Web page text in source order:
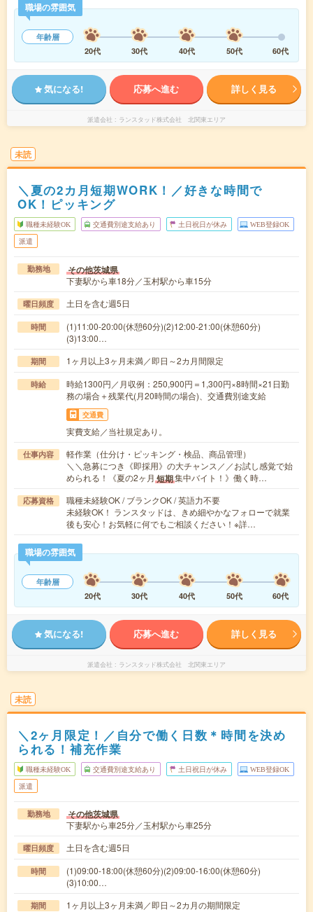
職場の雰囲気
年齢層
20代
30代 40代 50代 60代
気になる! 応募へ進む 詳しく見る
派遣会社 ランスタッド株式会社 北関東エリア
未読
＼夏の2カ月短期WORK！／好きな時間で
OK！ピッキング
職種未経験OK 交通費別途支給あり 土日祝日が休み WEB登録OK
派遣
勤務地 その他茨城県
下妻駅から車18分／玉村駅から車15分
曜日頻度 土日を含む週5日
時間
(1)11:00-20:00(休憩60分)(2)12:00-21:00(休憩60分)
(3)13:00…
期間 1ヶ月以上3ヶ月未満／即日～2カ月間限定
時給
時給1300円／月収例：250,900円＝1,300円×8時間×21日勤
務の場合＋残業代(月20時間の場合)、交通費別途支給
交通費
実費支給／当社規定あり。
仕事内容
軽作業（仕分け・ピッキング・検品、商品管理）
＼＼急募につき《即採用》の大チャンス／／お試し感覚で始
められる！《夏の2ヶ月 短期集中バイト！》働く時…
応募資格
職種未経験OK / ブランクOK / 英語力不要
未経験OK！ ランスタッドは、きめ細やかなフォローで就業
後も安心！お気軽に何でもご相談ください！※詳…
職場の雰囲気
年齢層
20代
30代 40代 50代 60代
気になる! 応募へ進む 詳しく見る
派遣会社 ランスタッド株式会社 北関東エリア
未読
＼2ヶ月限定！／自分で働く日数＊時間を決め
られる！補充作業
職種未経験OK 交通費別途支給あり 土日祝日が休み WEB登録OK
派遣
勤務地 その他茨城県
下妻駅から車25分／玉村駅から車25分
曜日頻度 土日を含む週5日
時間
(1)09:00-18:00(休憩60分)(2)09:00-16:00(休憩60分)
(3)10:00…
期間 1ヶ月以上3ヶ月未満／即日～2カ月の期間限定